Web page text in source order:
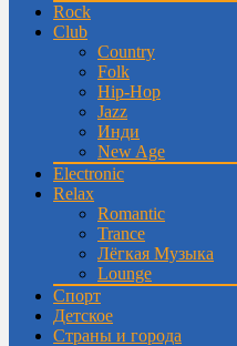
Rock
Club
Country
Folk
Hip-Hop
Jazz
Инди
New Age
Electronic
Relax
Romantic
Trance
Лёгкая Музыка
Lounge
Спорт
Детское
Страны и города